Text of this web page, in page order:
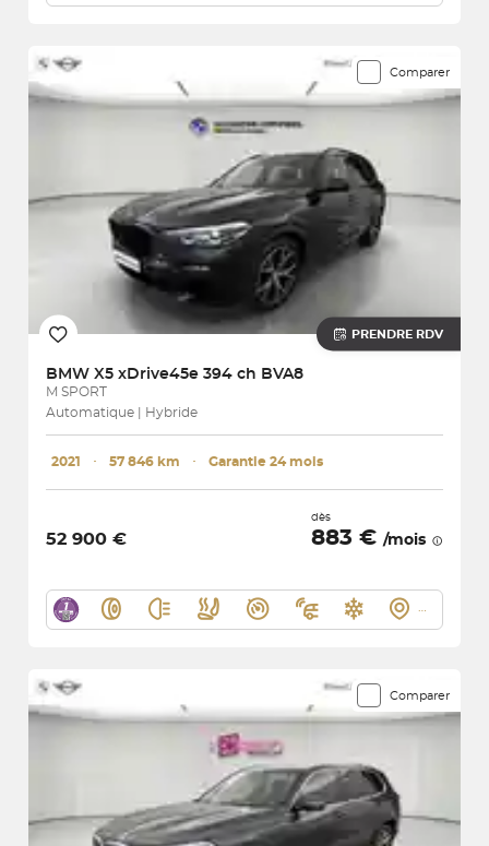
Comparer
PRENDRE RDV
BMW X5 xDrive45e 394 ch BVA8
M SPORT
Automatique | Hybride
2021 ･ 57 846 km ･ Garantie 24 mois
52 900 €
dès
883 € /mois
Comparer